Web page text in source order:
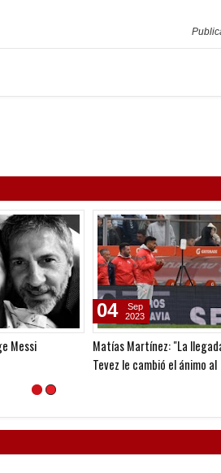
Matías Martínez: "La llegada de
Tevez le cambió el ánimo al
equipo"
04
2023